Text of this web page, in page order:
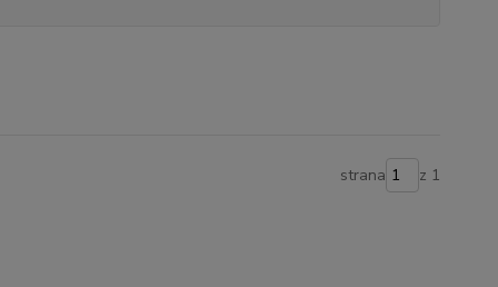
strana z 1